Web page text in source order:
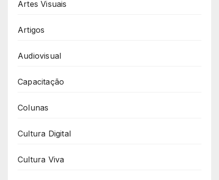
Artes Visuais
Artigos
Audiovisual
Capacitação
Colunas
Cultura Digital
Cultura Viva